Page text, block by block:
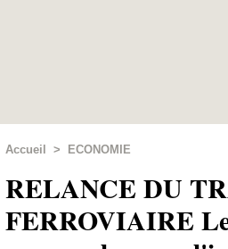
Accueil > ECONOMIE
RELANCE DU
FERROVIAIRE